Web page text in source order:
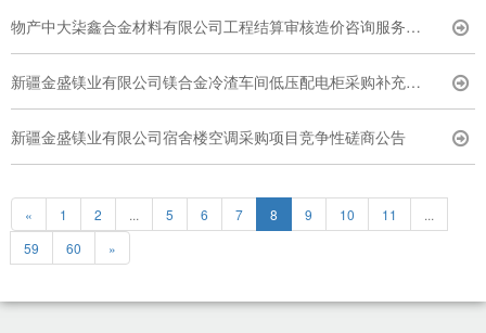
物产中大柒鑫合金材料有限公司工程结算审核造价咨询服务采购补充文件（一）
新疆金盛镁业有限公司镁合金冷渣车间低压配电柜采购补充文件（一）
新疆金盛镁业有限公司宿舍楼空调采购项目竞争性磋商公告
« 1 2 ... 5 6 7 8 9 10 11
...
59
60 »